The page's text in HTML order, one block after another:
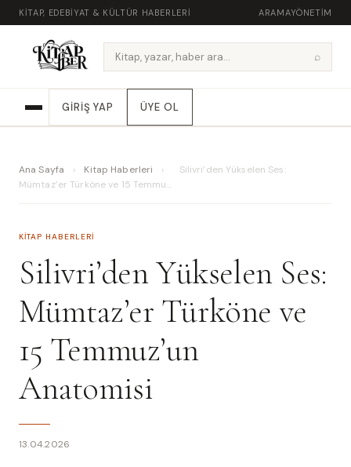
KITAP, EDEBIYAT & KÜLTÜR HABERLERI ARAMAYÖNETIM
⌕
GIRIŞ YAP ÜYE OL
Ana Sayfa › Kitap Haberleri ›
Silivri’den Yükselen Ses:
Mümtaz’er Türköne ve 15 Temmu…
KITAP HABERLERI
Silivri’den Yükselen Ses:
Mümtaz’er Türköne ve
15 Temmuz’un
Anatomisi
13.04.2026